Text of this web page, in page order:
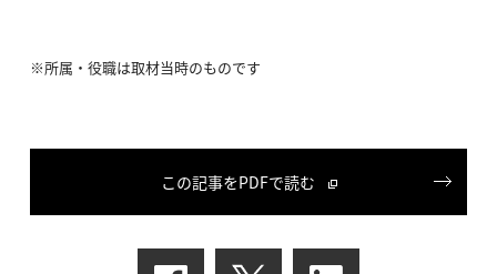
※所属・役職は取材当時のものです
この記事をPDFで読む